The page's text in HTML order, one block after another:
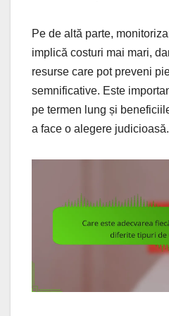
Pe de altă parte,
implică costuri mai mari,
resurse care pot preveni
semnificative. Este
pe termen lung și
a face o alegere judicioasă.